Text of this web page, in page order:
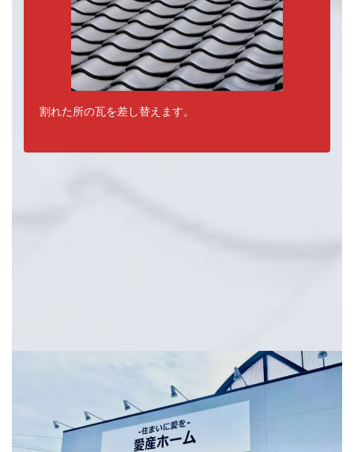
割れた所の瓦を差し替えます。